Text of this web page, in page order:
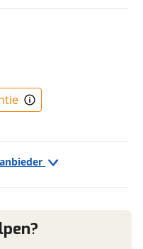
E-bike
om je aanvraag zo
Lees hier meer